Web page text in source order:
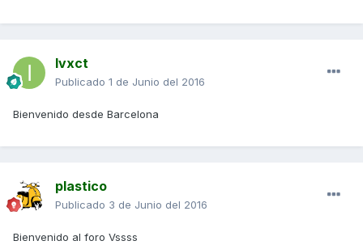
Ivxct
Publicado 1 de Junio del 2016
Bienvenido desde Barcelona
plastico
Publicado 3 de Junio del 2016
Bienvenido al foro Vssss